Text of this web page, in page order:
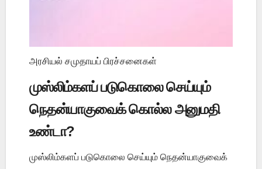
அரசியல் சமுதாயப் பிரச்சனைகள்
முஸ்லிம்களப் படுகொலை செய்யும்
நெதன்யாகுவைக் கொல்ல அனுமதி
உண்டா?
முஸ்லிம்களப் படுகொலை செய்யும் நெதன்யாகுவைக்